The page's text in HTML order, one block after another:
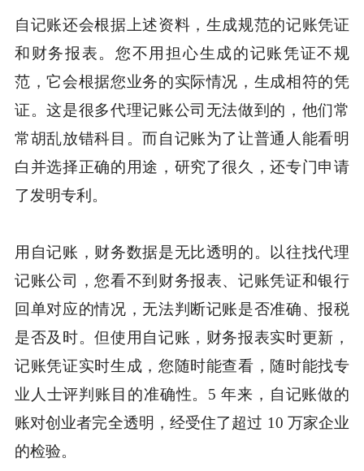
自记账还会根据上述资料，生成规范的记账凭证
和财务报表。您不用担心生成的记账凭证不规
范，它会根据您业务的实际情况，生成相符的凭
证。这是很多代理记账公司无法做到的，他们常
常胡乱放错科目。而自记账为了让普通人能看明
白并选择正确的用途，研究了很久，还专门申请
了发明专利。
用自记账，财务数据是无比透明的。以往找代理
记账公司，您看不到财务报表、记账凭证和银行
回单对应的情况，无法判断记账是否准确、报税
是否及时。但使用自记账，财务报表实时更新，
记账凭证实时生成，您随时能查看，随时能找专
业人士评判账目的准确性。5 年来，自记账做的
账对创业者完全透明，经受住了超过 10 万家企业
的检验。